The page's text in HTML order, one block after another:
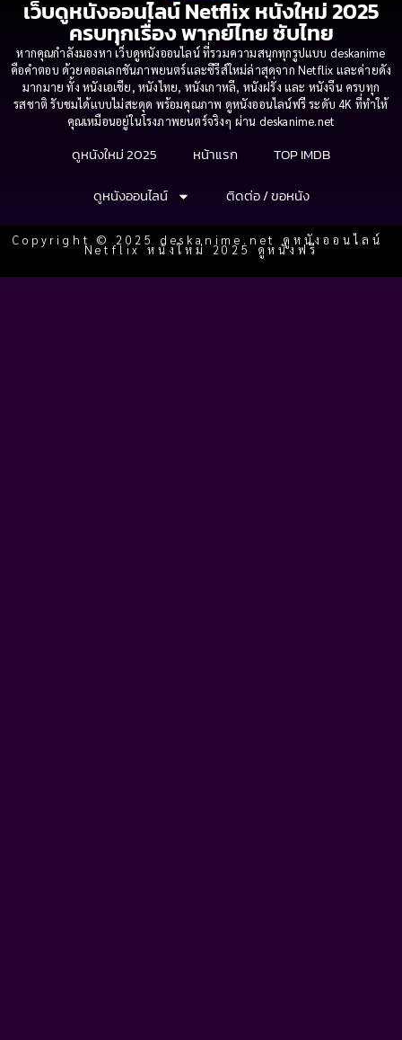
เว็บดูหนังออนไลน์ Netflix หนังใหม่ 2025
ครบทุกเรื่อง พากย์ไทย ซับไทย
หากคุณกำลังมองหา เว็บดูหนังออนไลน์ ที่รวมความสนุกทุกรูปแบบ deskanime
คือคำตอบ ด้วยคอลเลกชันภาพยนตร์และซีรีส์ใหม่ล่าสุดจาก Netflix และค่ายดัง
มากมาย ทั้ง หนังเอเชีย, หนังไทย, หนังเกาหลี, หนังฝรั่ง และ หนังจีน ครบทุก
รสชาติ รับชมได้แบบไม่สะดุด พร้อมคุณภาพ ดูหนังออนไลน์ฟรี ระดับ 4K ที่ทำให้
คุณเหมือนอยู่ในโรงภาพยนตร์จริงๆ ผ่าน deskanime.net
ดูหนังใหม่ 2025 หน้าแรก
TOP IMDB
ดูหนังออนไลน์
ติดต่อ / ขอหนัง
Copyright © 2025 deskanime.net ดูหนังออนไลน์
Netflix หนังใหม่ 2025 ดูหนังฟรี